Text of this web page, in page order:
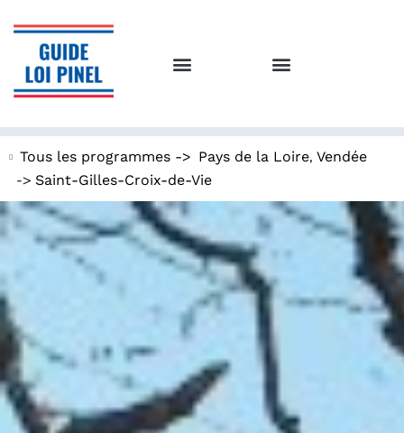
Tous les programmes -> Pays de la Loire, Vendée
-> Saint-Gilles-Croix-de-Vie